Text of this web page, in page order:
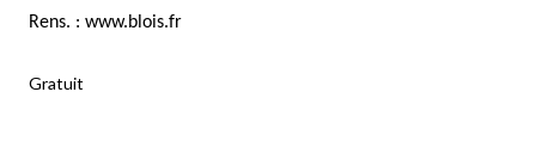
Rens. : www.blois.fr
Gratuit